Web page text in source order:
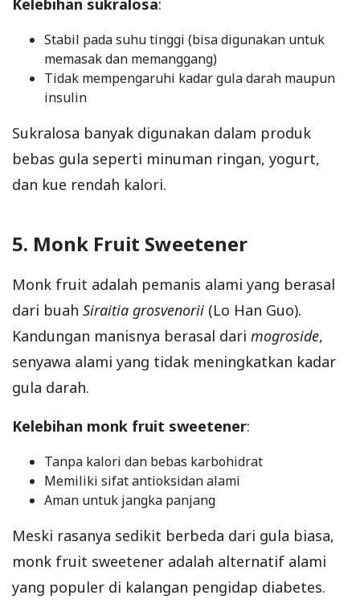
Kelebihan sukralosa:
Stabil pada suhu tinggi (bisa digunakan untuk
memasak dan memanggang)
Tidak mempengaruhi kadar gula darah maupun
insulin
Sukralosa banyak digunakan dalam produk
bebas gula seperti minuman ringan, yogurt,
dan kue rendah kalori.
5. Monk Fruit Sweetener
Monk fruit adalah pemanis alami yang berasal
dari buah Siraitia grosvenorii (Lo Han Guo).
Kandungan manisnya berasal dari mogroside,
senyawa alami yang tidak meningkatkan kadar
gula darah.
Kelebihan monk fruit sweetener:
Tanpa kalori dan bebas karbohidrat
Memiliki sifat antioksidan alami
Aman untuk jangka panjang
Meski rasanya sedikit berbeda dari gula biasa,
monk fruit sweetener adalah alternatif alami
yang populer di kalangan pengidap diabetes.